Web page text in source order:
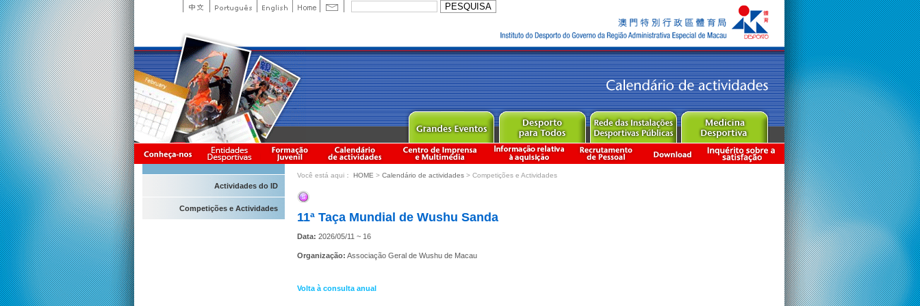
Actividades do ID
Competições e Actividades
Você está aqui： HOME > Calendário de actividades > Competições e Actividades
11ª Taça Mundial de Wushu Sanda
Data: 2026/05/11 ~ 16
Organização: Associação Geral de Wushu de Macau
Volta à consulta anual